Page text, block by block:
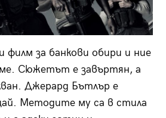
филм за банкови обири и ние
Сюжетът е завъртян, а
Джерард Бътлър е
Методите му са в стила